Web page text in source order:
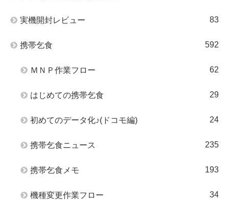
実機開封レビュー 83
携帯乞食 592
ＭＮＰ作業フロー 62
はじめての携帯乞食 29
初めてのデータ化♪(ドコモ編) 24
携帯乞食ニュース 235
携帯乞食メモ 193
機種変更作業フロー 34